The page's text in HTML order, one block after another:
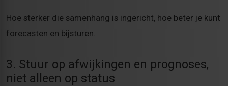
Hoe sterker die samenhang is ingericht, hoe beter je kunt
forecasten en bijsturen.
3. Stuur op afwijkingen en prognoses,
niet alleen op status